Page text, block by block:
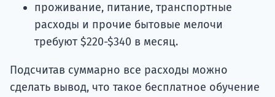
проживание, питание, транспортные
расходы и прочие бытовые мелочи
требуют $220-$340 в месяц.
Подсчитав суммарно все расходы можно
сделать вывод, что такое бесплатное обучение